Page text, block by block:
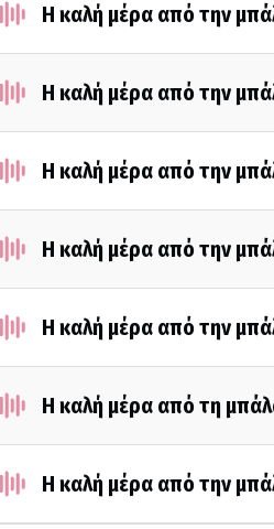
Η καλή μέρα από την
Η καλή μέρα από την
Η καλή μέρα από την
Η καλή μέρα από την
Η καλή μέρα από την
Η καλή μέρα από τη
Η καλή μέρα από την